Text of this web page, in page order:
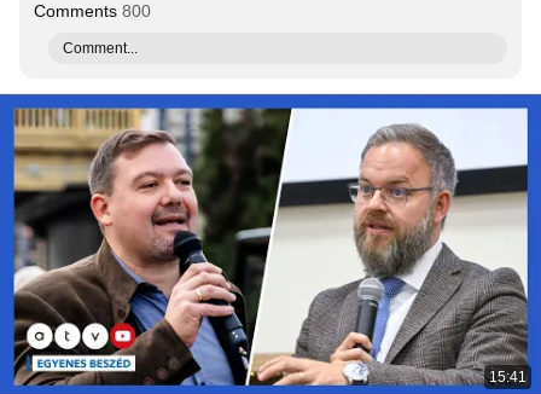
Comments 800
Comment...
15:41